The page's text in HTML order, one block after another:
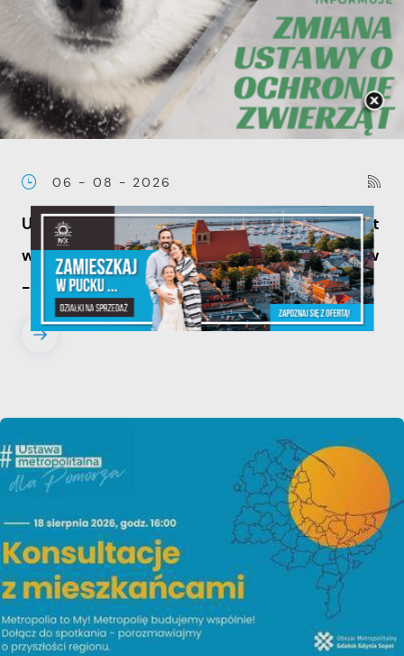
06 - 08 - 2026
Ustawa dotycząca ochrony zwięrząt
w zakresie utrzymania psów i kotów
- zmiany w przepisach.